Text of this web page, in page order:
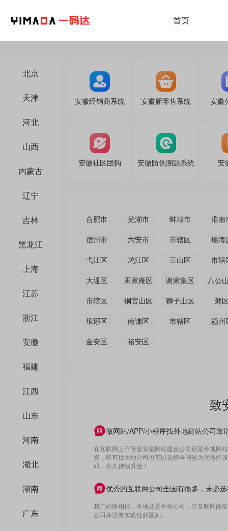
首页
北京
天津
河北
山西
内蒙古
辽宁
吉林
黑龙江
上海
江苏
浙江
安徽
福建
江西
山东
河南
湖北
湖南
广东
安徽经销商系统 安徽新零售系统 安徽
安徽社区团购 安徽防伪溯源系统 安
合肥市 芜湖市 蚌埠市
淮南
宿州市
六安市 市辖区
瑶海
弋江区
鸠江区 三山区
市辖
大通区
田家庵区 谢家集区
八公
市辖区
铜官山区 狮子山区
郊
琅琊区
南谯区 市辖区
颍州
金安区
裕安区
致
做网站/APP/小程序找外地建站公司靠
在互联网上不管是安徽网站建设公司还是外地网
择，即可找本地公司也可以选择全国较为优秀的
码，永久持续升级！
优秀的互联网公司全国有很多，未必
我们始终相信，本地还是外地公司，在互联网面
公司并没有实质性的区别。